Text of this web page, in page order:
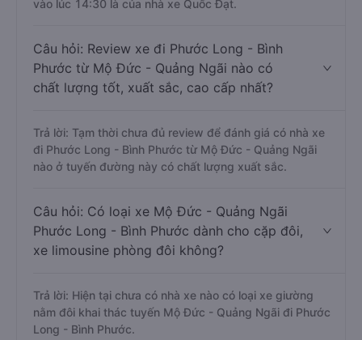
vào lúc 14:30 là của nhà xe Quốc Đạt.
Câu hỏi: Review xe đi Phước Long - Bình
Phước từ Mộ Đức - Quảng Ngãi nào có
chất lượng tốt, xuất sắc, cao cấp nhất?
Trả lời: Tạm thời chưa đủ review để đánh giá có nhà xe
đi Phước Long - Bình Phước từ Mộ Đức - Quảng Ngãi
nào ở tuyến đường này có chất lượng xuất sắc.
Câu hỏi: Có loại xe Mộ Đức - Quảng Ngãi
Phước Long - Bình Phước dành cho cặp đôi,
xe limousine phòng đôi không?
Trả lời: Hiện tại chưa có nhà xe nào có loại xe giường
nằm đôi khai thác tuyến Mộ Đức - Quảng Ngãi đi Phước
Long - Bình Phước.